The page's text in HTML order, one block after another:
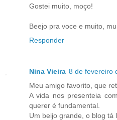
Gostei muito, moço!
Beejo pra voce e muito,
Responder
Nina Vieira 8 de fevereiro
Meu amigo favorito, que
A vida nos presenteia
querer é fundamental.
Um beijo grande, o blog tá